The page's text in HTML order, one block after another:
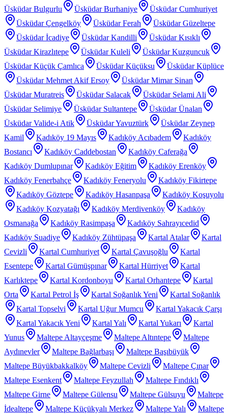
Üsküdar Bulgurlu Üsküdar Burhaniye
Üsküdar Cumhuriyet
Üsküdar Çengelköy
Üsküdar Ferah
Üsküdar Güzeltepe
Üsküdar İcadiye
Üsküdar Kandilli
Üsküdar Kısıklı
Üsküdar Kirazlıtepe
Üsküdar Kuleli
Üsküdar Kuzguncuk
Üsküdar Küçük Çamlıca
Üsküdar Küçüksu
Üsküdar Küplüce
Üsküdar Mehmet Akif Ersoy
Üsküdar Mimar Sinan
Üsküdar Muratreis
Üsküdar Salacak
Üsküdar Selami Ali
Üsküdar Selimiye
Üsküdar Sultantepe
Üsküdar Ünalan
Üsküdar Valide-i Atik
Üsküdar Yavuztürk
Üsküdar Zeynep
Kamil
Kadıköy 19 Mayıs Kadıköy Acıbadem
Kadıköy
Bostancı
Kadıköy Caddebostan
Kadıköy Caferağa
Kadıköy Dumlupınar
Kadıköy Eğitim
Kadıköy Erenköy
Kadıköy Fenerbahçe
Kadıköy Feneryolu
Kadıköy Fikirtepe
Kadıköy Göztepe
Kadıköy Hasanpaşa
Kadıköy Koşuyolu
Kadıköy Kozyatağı
Kadıköy Merdivenköy
Kadıköy
Osmanağa
Kadıköy Rasimpaşa
Kadıköy Sahrayıcedid
Kadıköy Suadiye
Kadıköy Zühtüpaşa Kartal Atalar
Kartal
Cevizli
Kartal Cumhuriyet Kartal Çavuşoğlu
Kartal
Esentepe
Kartal Gümüşpınar Kartal Hürriyet
Kartal
Karlıktepe
Kartal Kordonboyu Kartal Orhantepe
Kartal
Orta
Kartal Petrol İş Kartal Soğanlık Yeni
Kartal Soğanlık
Kartal Topselvi
Kartal Uğur Mumcu
Kartal Yakacık Çarşı
Kartal Yakacık Yeni
Kartal Yalı Kartal Yukarı
Kartal
Yunus
Maltepe Altayçeşme Maltepe Altıntepe
Maltepe
Aydınevler
Maltepe Bağlarbaşı
Maltepe Başıbüyük
Maltepe Büyükbakkalköy
Maltepe Cevizli
Maltepe Çınar
Maltepe Esenkent
Maltepe Feyzullah
Maltepe Fındıklı
Maltepe Girne
Maltepe Gülensu Maltepe Gülsuyu
Maltepe
İdealtepe
Maltepe Küçükyalı Merkez Maltepe Yalı
Maltepe